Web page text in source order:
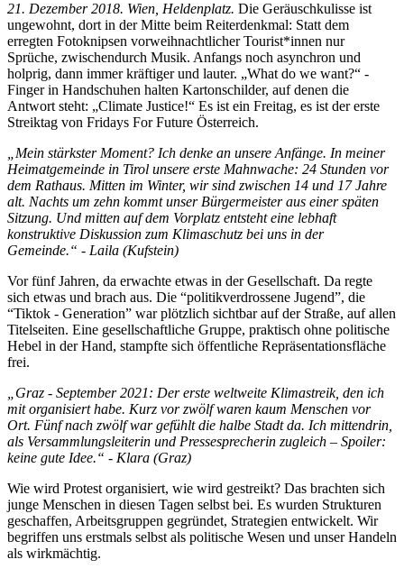
21. Dezember 2018. Wien, Heldenplatz. Die Geräuschkulisse ist
ungewohnt, dort in der Mitte beim Reiterdenkmal: Statt dem
erregten Fotoknipsen vorweihnachtlicher Tourist*innen nur
Sprüche, zwischendurch Musik. Anfangs noch asynchron und
holprig, dann immer kräftiger und lauter. „What do we want?“ -
Finger in Handschuhen halten Kartonschilder, auf denen die
Antwort steht: „Climate Justice!“ Es ist ein Freitag, es ist der erste
Streiktag von Fridays For Future Österreich.
„Mein stärkster Moment? Ich denke an unsere Anfänge. In meiner
Heimatgemeinde in Tirol unsere erste Mahnwache: 24 Stunden vor
dem Rathaus. Mitten im Winter, wir sind zwischen 14 und 17 Jahre
alt. Nachts um zehn kommt unser Bürgermeister aus einer späten
Sitzung. Und mitten auf dem Vorplatz entsteht eine lebhaft
konstruktive Diskussion zum Klimaschutz bei uns in der
Gemeinde.“ - Laila (Kufstein)
Vor fünf Jahren, da erwachte etwas in der Gesellschaft. Da regte
sich etwas und brach aus. Die “politikverdrossene Jugend”, die
“Tiktok - Generation” war plötzlich sichtbar auf der Straße, auf allen
Titelseiten. Eine gesellschaftliche Gruppe, praktisch ohne politische
Hebel in der Hand, stampfte sich öffentliche Repräsentationsfläche
frei.
„Graz - September 2021: Der erste weltweite Klimastreik, den ich
mit organisiert habe. Kurz vor zwölf waren kaum Menschen vor
Ort. Fünf nach zwölf war gefühlt die halbe Stadt da. Ich mittendrin,
als Versammlungsleiterin und Pressesprecherin zugleich – Spoiler:
keine gute Idee.“ - Klara (Graz)
Wie wird Protest organisiert, wie wird gestreikt? Das brachten sich
junge Menschen in diesen Tagen selbst bei. Es wurden Strukturen
geschaffen, Arbeitsgruppen gegründet, Strategien entwickelt. Wir
begriffen uns erstmals selbst als politische Wesen und unser Handeln
als wirkmächtig.